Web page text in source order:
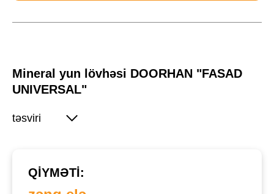
Mineral yun lövhəsi DOORHAN "FASAD
UNIVERSAL"
təsviri
QIYMƏTI: